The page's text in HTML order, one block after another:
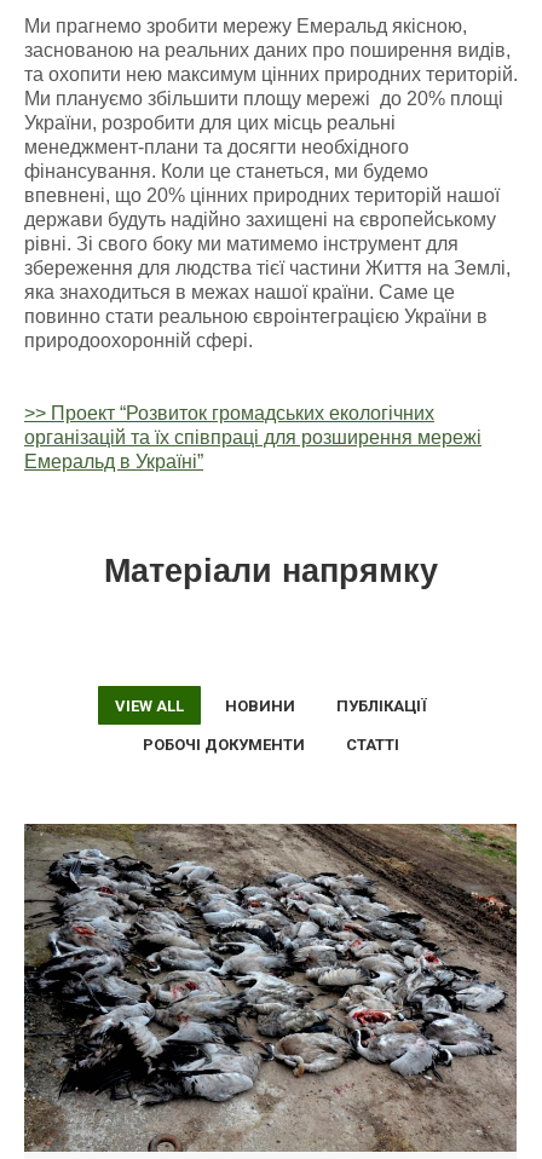
Ми прагнемо зробити мережу Емеральд якісною,
заснованою на реальних даних про поширення видів,
та охопити нею максимум цінних природних територій.
Ми плануємо збільшити площу мережі до 20% площі
України, розробити для цих місць реальні
менеджмент-плани та досягти необхідного
фінансування. Коли це станеться, ми будемо
впевнені, що 20% цінних природних територій нашої
держави будуть надійно захищені на європейському
рівні. Зі свого боку ми матимемо інструмент для
збереження для людства тієї частини Життя на Землі,
яка знаходиться в межах нашої країни. Саме це
повинно стати реальною євроінтеграцією України в
природоохоронній сфері.
>> Проект “Розвиток громадських екологічних
організацій та їх співпраці для розширення мережі
Емеральд в Україні”
Матеріали напрямку
VIEW ALL НОВИНИ ПУБЛІКАЦІЇ
РОБОЧІ ДОКУМЕНТИ СТАТТІ